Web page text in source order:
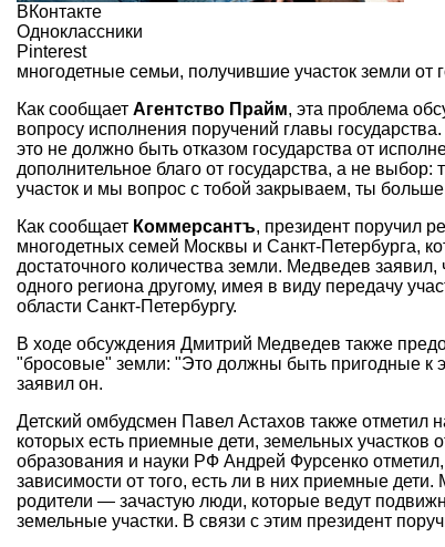
ВКонтакте
Одноклассники
Pinterest
многодетные семьи, получившие участок земли от
Как сообщает Агентство Прайм, эта проблема
вопросу исполнения поручений главы
это не должно быть отказом государства от
дополнительное благо от государства, а не
участок и мы вопрос с тобой закрываем, ты
Как сообщает Коммерсантъ, президент поручил
многодетных семей Москвы и Санкт-Петербурга,
достаточного количества земли. Медведев
одного региона другому, имея в виду передачу
области Санкт-Петербургу.
В ходе обсуждения Дмитрий Медведев также
"бросовые" земли: "Это должны быть пригодные к
заявил он.
Детский омбудсмен Павел Астахов также отметил
которых есть приемные дети, земельных участков
образования и науки РФ Андрей Фурсенко
зависимости от того, есть ли в них приемные
родители — зачастую люди, которые ведут
земельные участки. В связи с этим президент